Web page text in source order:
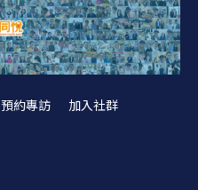
預約專訪
加入社群